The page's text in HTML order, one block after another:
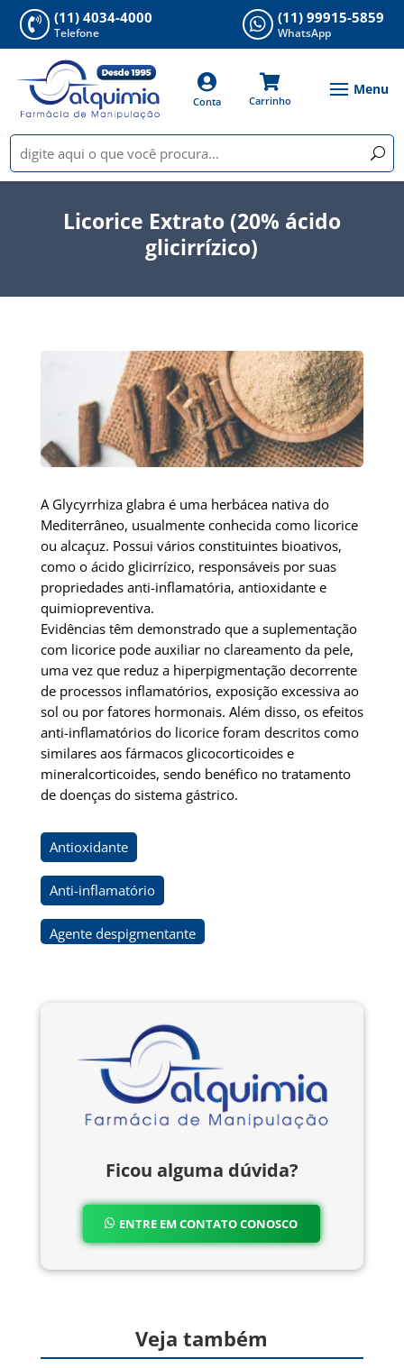
 (11) 4034-4000
Telefone  (11) 99915-5859
WhatsApp

Conta

Carrinho
Licorice Extrato (20% ácido
glicirrízico)
A Glycyrrhiza glabra é uma herbácea nativa do
Mediterrâneo, usualmente conhecida como licorice
ou alcaçuz. Possui vários constituintes bioativos,
como o ácido glicirrízico, responsáveis por suas
propriedades anti-inflamatória, antioxidante e
quimiopreventiva.
Evidências têm demonstrado que a suplementação
com licorice pode auxiliar no clareamento da pele,
uma vez que reduz a hiperpigmentação decorrente
de processos inflamatórios, exposição excessiva ao
sol ou por fatores hormonais. Além disso, os efeitos
anti-inflamatórios do licorice foram descritos como
similares aos fármacos glicocorticoides e
mineralcorticoides, sendo benéfico no tratamento
de doenças do sistema gástrico.
Antioxidante
Anti-inflamatório
Agente despigmentante
Ficou alguma dúvida?
ENTRE EM CONTATO CONOSCO
Veja também